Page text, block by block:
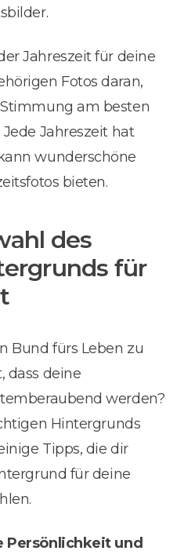
Jahreszeit für deine
Fotos daran,
am besten
Jede Jahreszeit hat
wunderschöne
bieten.
des
für
Bund fürs Leben zu
dass deine
werden?
Hintergrunds
Tipps, die dir
für deine
Persönlichkeit und